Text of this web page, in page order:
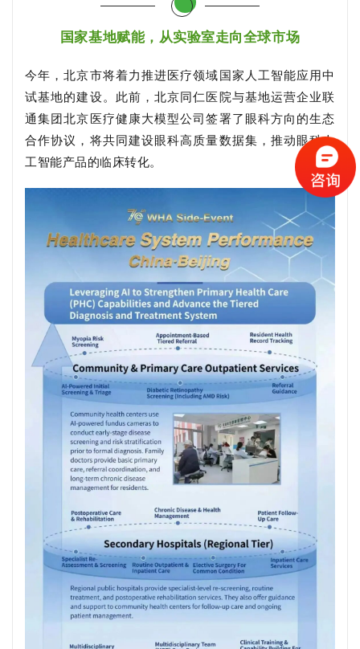
国家基地赋能，从实验室走向全球市场
今年，北京市将着力推进医疗领域国家人工智能应用中
试基地的建设。此前，北京同仁医院与基地运营企业联
通集团北京医疗健康大模型公司签署了眼科方向的生态
合作协议，将共同建设眼科高质量数据集，推动眼科人
工智能产品的临床转化。